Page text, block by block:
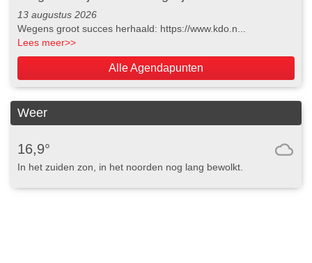
13 augustus 2026
Wegens groot succes herhaald: https://www.kdo.n...
Lees meer>>
Alle Agendapunten
Weer
16,9°
In het zuiden zon, in het noorden nog lang bewolkt